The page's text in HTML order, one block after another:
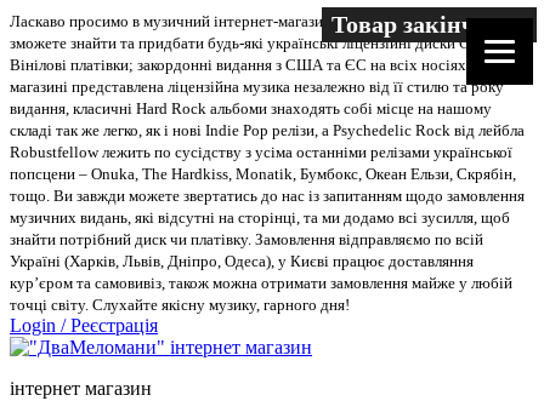
Ласкаво просимо в музичний інтернет-магазин “Два меломани”. У нас Ви
зможете знайти та придбати будь-які українські ліцензійні диски CD, DVD,
Вінілові платівки; закордонні видання з США та ЄС на всіх носіях. В
магазині представлена ліцензійна музика незалежно від її стилю та року
видання, класичні Hard Rock альбоми знаходять собі місце на нашому
складі так же легко, як і нові Indie Pop релізи, а Psychedelic Rock від лейбла
Robustfellow лежить по сусідству з усіма останніми релізами української
попсцени – Onuka, The Hardkiss, Monatik, Бумбокс, Океан Ельзи, Скрябін,
тощо. Ви завжди можете звертатись до нас із запитанням щодо замовлення
музичних видань, які відсутні на сторінці, та ми додамо всі зусилля, щоб
знайти потрібний диск чи платівку. Замовлення відправляємо по всій
Україні (Харків, Львів, Дніпро, Одеса), у Києві працює доставляння
кур’єром та самовивіз, також можна отримати замовлення майже у любій
точці світу. Слухайте якісну музику, гарного дня!
Login /Реєстрація
інтернет магазин
Товар закінчився